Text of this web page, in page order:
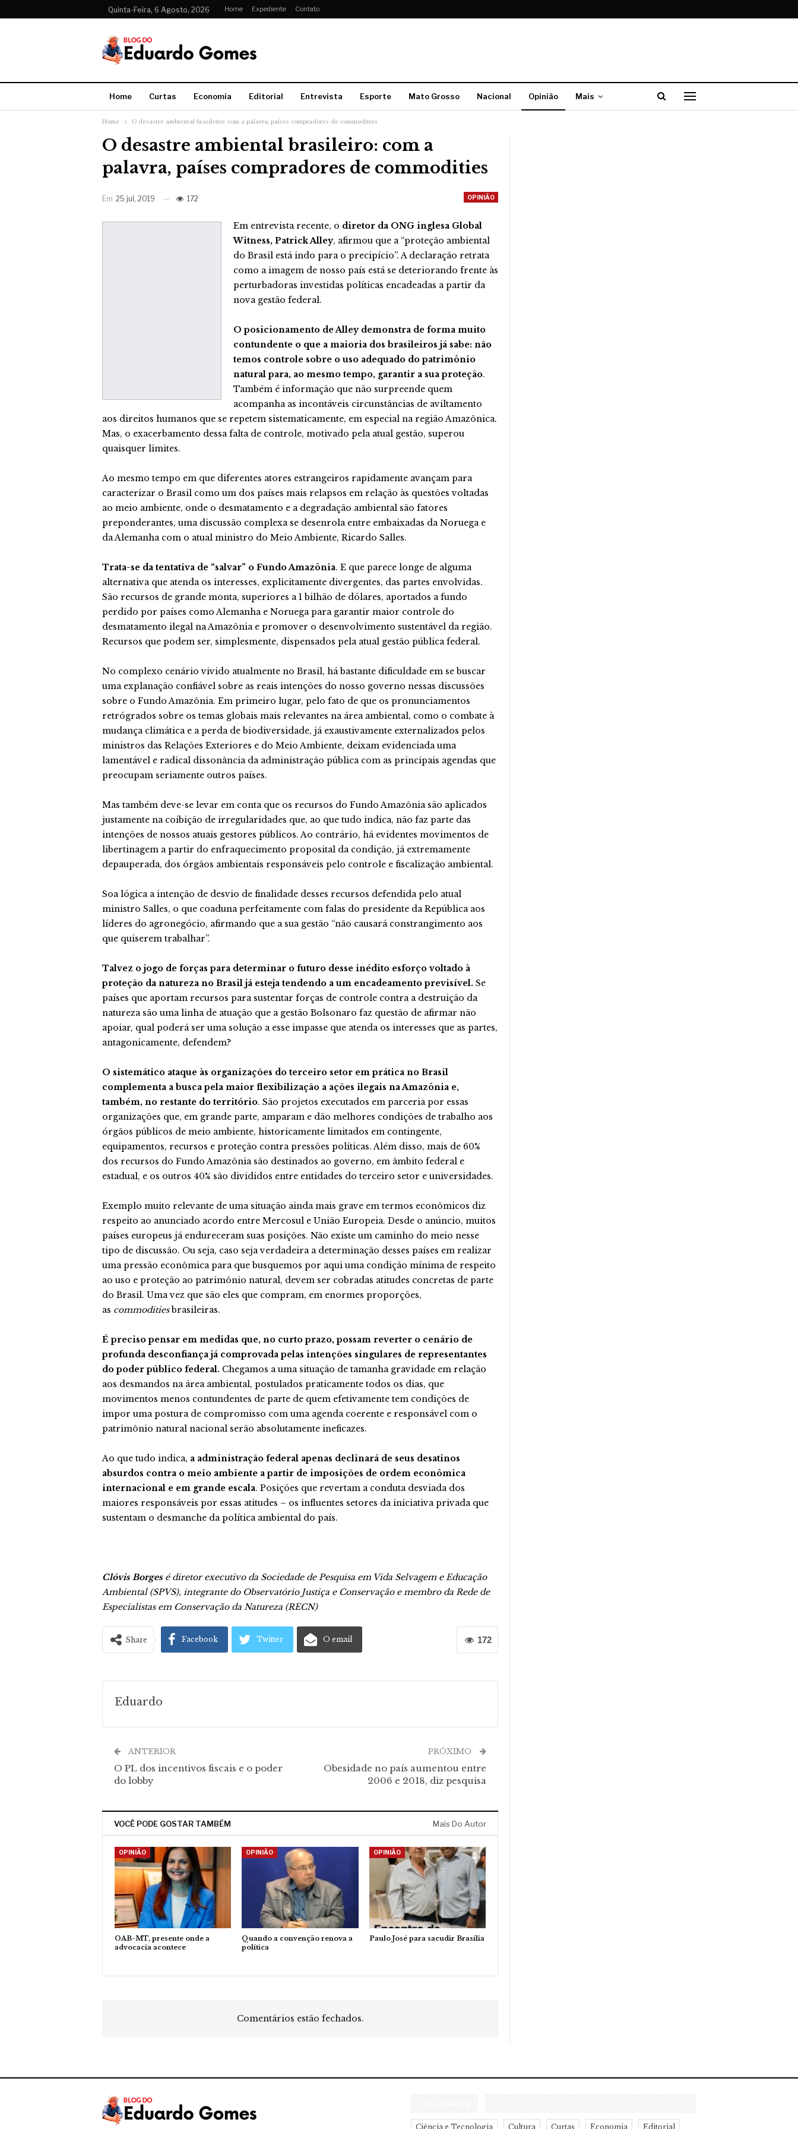
Quinta-Feira, 6 Agosto, 2026 Home Expediente Contato
Home Curtas Economia Editorial Entrevista Esporte Mato Grosso Nacional Opinião Mais
Home O desastre ambiental brasileiro: com a palavra, países compradores de commodities
O desastre ambiental brasileiro: com a
palavra, países compradores de commodities
OPINIÃO
Em 25 jul, 2019 172
Em entrevista recente, o diretor da ONG inglesa Global
Witness, Patrick Alley, afirmou que a “proteção ambiental
do Brasil está indo para o precipício”. A declaração retrata
como a imagem de nosso país está se deteriorando frente às
perturbadoras investidas políticas encadeadas a partir da
nova gestão federal.
O posicionamento de Alley demonstra de forma muito
contundente o que a maioria dos brasileiros já sabe: não
temos controle sobre o uso adequado do patrimônio
natural para, ao mesmo tempo, garantir a sua proteção.
Também é informação que não surpreende quem
acompanha as incontáveis circunstâncias de aviltamento
aos direitos humanos que se repetem sistematicamente, em especial na região Amazônica.
Mas, o exacerbamento dessa falta de controle, motivado pela atual gestão, superou
quaisquer limites.
Ao mesmo tempo em que diferentes atores estrangeiros rapidamente avançam para
caracterizar o Brasil como um dos países mais relapsos em relação às questões voltadas
ao meio ambiente, onde o desmatamento e a degradação ambiental são fatores
preponderantes, uma discussão complexa se desenrola entre embaixadas da Noruega e
da Alemanha com o atual ministro do Meio Ambiente, Ricardo Salles.
Trata-se da tentativa de “salvar” o Fundo Amazônia. E que parece longe de alguma
alternativa que atenda os interesses, explicitamente divergentes, das partes envolvidas.
São recursos de grande monta, superiores a 1 bilhão de dólares, aportados a fundo
perdido por países como Alemanha e Noruega para garantir maior controle do
desmatamento ilegal na Amazônia e promover o desenvolvimento sustentável da região.
Recursos que podem ser, simplesmente, dispensados pela atual gestão pública federal.
No complexo cenário vivido atualmente no Brasil, há bastante dificuldade em se buscar
uma explanação confiável sobre as reais intenções do nosso governo nessas discussões
sobre o Fundo Amazônia. Em primeiro lugar, pelo fato de que os pronunciamentos
retrógrados sobre os temas globais mais relevantes na área ambiental, como o combate à
mudança climática e a perda de biodiversidade, já exaustivamente externalizados pelos
ministros das Relações Exteriores e do Meio Ambiente, deixam evidenciada uma
lamentável e radical dissonância da administração pública com as principais agendas que
preocupam seriamente outros países.
Mas também deve-se levar em conta que os recursos do Fundo Amazônia são aplicados
justamente na coibição de irregularidades que, ao que tudo indica, não faz parte das
intenções de nossos atuais gestores públicos. Ao contrário, há evidentes movimentos de
libertinagem a partir do enfraquecimento proposital da condição, já extremamente
depauperada, dos órgãos ambientais responsáveis pelo controle e fiscalização ambiental.
Soa lógica a intenção de desvio de finalidade desses recursos defendida pelo atual
ministro Salles, o que coaduna perfeitamente com falas do presidente da República aos
líderes do agronegócio, afirmando que a sua gestão “não causará constrangimento aos
que quiserem trabalhar”.
Talvez o jogo de forças para determinar o futuro desse inédito esforço voltado à
proteção da natureza no Brasil já esteja tendendo a um encadeamento previsível. Se
países que aportam recursos para sustentar forças de controle contra a destruição da
natureza são uma linha de atuação que a gestão Bolsonaro faz questão de afirmar não
apoiar, qual poderá ser uma solução a esse impasse que atenda os interesses que as partes,
antagonicamente, defendem?
O sistemático ataque às organizações do terceiro setor em prática no Brasil
complementa a busca pela maior flexibilização a ações ilegais na Amazônia e,
também, no restante do território. São projetos executados em parceria por essas
organizações que, em grande parte, amparam e dão melhores condições de trabalho aos
órgãos públicos de meio ambiente, historicamente limitados em contingente,
equipamentos, recursos e proteção contra pressões políticas. Além disso, mais de 60%
dos recursos do Fundo Amazônia são destinados ao governo, em âmbito federal e
estadual, e os outros 40% são divididos entre entidades do terceiro setor e universidades.
Exemplo muito relevante de uma situação ainda mais grave em termos econômicos diz
respeito ao anunciado acordo entre Mercosul e União Europeia. Desde o anúncio, muitos
países europeus já endureceram suas posições. Não existe um caminho do meio nesse
tipo de discussão. Ou seja, caso seja verdadeira a determinação desses países em realizar
uma pressão econômica para que busquemos por aqui uma condição mínima de respeito
ao uso e proteção ao patrimônio natural, devem ser cobradas atitudes concretas de parte
do Brasil. Uma vez que são eles que compram, em enormes proporções,
as commoditiesbrasileiras.
É preciso pensar em medidas que, no curto prazo, possam reverter o cenário de
profunda desconfiança já comprovada pelas intenções singulares de representantes
do poder público federal. Chegamos a uma situação de tamanha gravidade em relação
aos desmandos na área ambiental, postulados praticamente todos os dias, que
movimentos menos contundentes de parte de quem efetivamente tem condições de
impor uma postura de compromisso com uma agenda coerente e responsável com o
patrimônio natural nacional serão absolutamente ineficazes.
Ao que tudo indica, a administração federal apenas declinará de seus desatinos
absurdos contra o meio ambiente a partir de imposições de ordem econômica
internacional e em grande escala. Posições que revertam a conduta desviada dos
maiores responsáveis por essas atitudes – os influentes setores da iniciativa privada que
sustentam o desmanche da política ambiental do país.
Clóvis Borges é diretor executivo da Sociedade de Pesquisa em Vida Selvagem e Educação
Ambiental (SPVS), integrante do Observatório Justiça e Conservação e membro da Rede de
Especialistas em Conservação da Natureza (RECN)
172
Share Facebook Twitter O email
Eduardo
ANTERIOR
O PL dos incentivos fiscais e o poder
do lobby
PRÓXIMO
Obesidade no país aumentou entre
2006 e 2018, diz pesquisa
VOCÊ PODE GOSTAR TAMBÉM Mais Do Autor
OPINIÃO
OAB-MT, presente onde a
advocacia acontece
OPINIÃO
Quando a convenção renova a
política
OPINIÃO
Paulo José para sacudir Brasília
Comentários estão fechados.
CATEGORIAS
Ciência e Tecnologia Cultura Curtas Economia Editorial